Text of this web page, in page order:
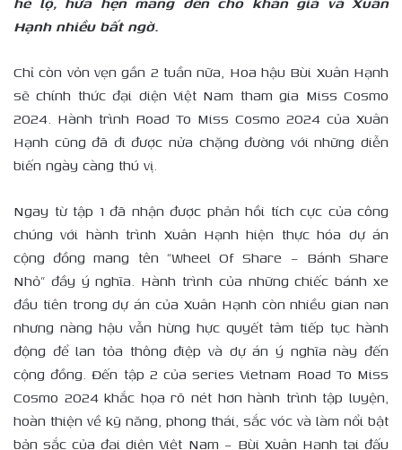
Hạnh nhiều bất ngờ.
Chỉ còn vỏn vẹn gần 2 tuần nữa, Hoa hậu Bùi Xuân Hạnh
sẽ chính thức đại diện Việt Nam tham gia Miss Cosmo
2024. Hành trình Road To Miss Cosmo 2024 của Xuân
Hạnh cũng đã đi được nửa chặng đường với những diễn
biến ngày càng thú vị.
Ngay từ tập 1 đã nhận được phản hồi tích cực của công
chúng với hành trình Xuân Hạnh hiện thực hóa dự án
cộng đồng mang tên “Wheel Of Share – Bánh Share
Nhỏ” đầy ý nghĩa. Hành trình của những chiếc bánh xe
đầu tiên trong dự án của Xuân Hạnh còn nhiều gian nan
nhưng nàng hậu vẫn hừng hực quyết tâm tiếp tục hành
động để lan tỏa thông điệp và dự án ý nghĩa này đến
cộng đồng. Đến tập 2 của series Vietnam Road To Miss
Cosmo 2024 khắc họa rõ nét hơn hành trình tập luyện,
hoàn thiện về kỹ năng, phong thái, sắc vóc và làm nổi bật
bản sắc của đại diện Việt Nam – Bùi Xuân Hạnh tại đấu